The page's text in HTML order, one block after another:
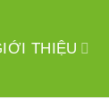
THIỆU